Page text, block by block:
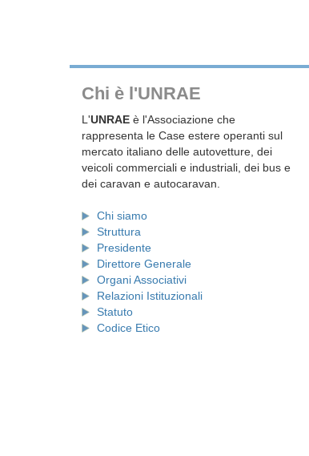
Chi è l'UNRAE
L'UNRAE è l'Associazione che
rappresenta le Case estere operanti sul
mercato italiano delle autovetture, dei
veicoli commerciali e industriali, dei bus e
dei caravan e autocaravan.
Chi siamo
Struttura
Presidente
Direttore Generale
Organi Associativi
Relazioni Istituzionali
Statuto
Codice Etico